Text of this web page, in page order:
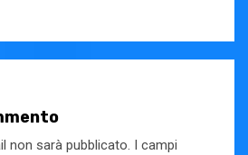
non sarà pubblicato.
I campi